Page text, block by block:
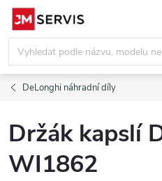
Přejít
obsah
DeLonghi náhradní díly
Držák kapslí
WI1862